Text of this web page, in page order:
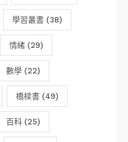
學習叢書 (38)
情緒 (29)
數學 (22)
橋樑書 (49)
百科 (25)